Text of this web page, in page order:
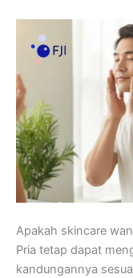
Apakah skincare
Pria tetap dapat
kandungannya